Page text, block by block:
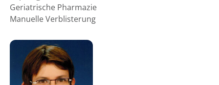
Geriatrische Pharmazie
Manuelle Verblisterung